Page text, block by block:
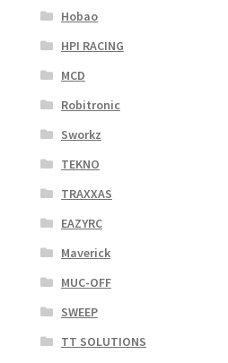
Hobao
HPI RACING
MCD
Robitronic
Sworkz
TEKNO
TRAXXAS
EAZYRC
Maverick
MUC-OFF
SWEEP
TT SOLUTIONS